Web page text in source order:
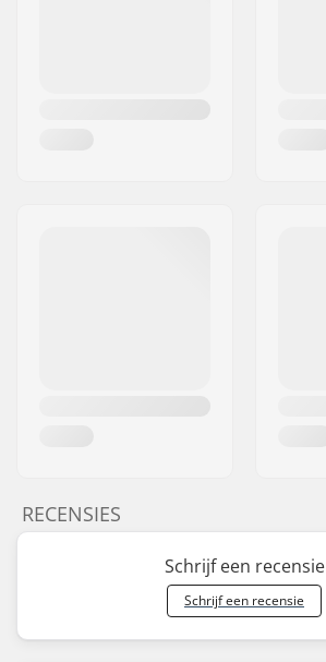
RECENSIES
Schrijf een recensie
Schrijf een recensie